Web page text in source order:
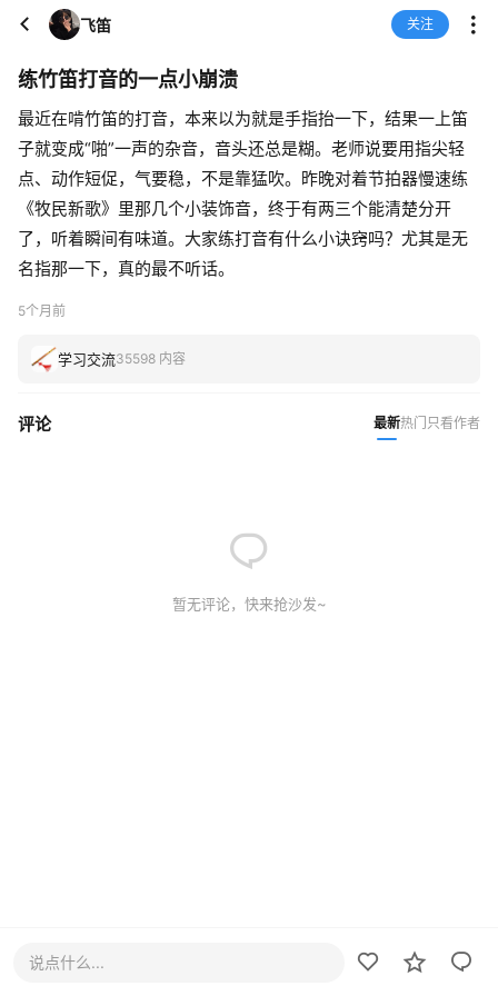
飞笛 关注
练竹笛打音的一点小崩溃
最近在啃竹笛的打音，本来以为就是手指抬一下，结果一上笛
子就变成“啪”一声的杂音，音头还总是糊。老师说要用指尖轻
点、动作短促，气要稳，不是靠猛吹。昨晚对着节拍器慢速练
《牧民新歌》里那几个小装饰音，终于有两三个能清楚分开
了，听着瞬间有味道。大家练打音有什么小诀窍吗？尤其是无
名指那一下，真的最不听话。
5个月前
学习交流35598 内容
评论 最新热门 只看作者
暂无评论，快来抢沙发~
说点什么...